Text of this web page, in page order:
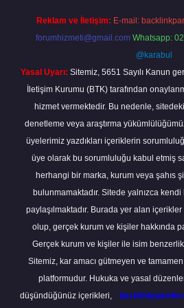
Reklam ve İletişim: E-mail:
forumhizmeti@gmail.com Whatsapp:
@karabul
Yasal Uyarı: Sitemiz, 5651 Sayılı Kanun
İletişim Kurumu (BTK) tarafından
hizmet vermektedir. Bu nedenle,
denetleme veya araştırma
üyelerimiz yazdıkları içeriklerin
üye olarak bu sorumluluğu kabul etmiş
herhangi bir marka, kurum veya şahıs
bulunmamaktadır. Sitede yalnızca kendi
paylaşılmaktadır. Burada yer alan
olup, gerçek kurum ve kişiler hakkında
Gerçek kurum ve kişiler ile isim
Sitemiz, kar amacı gütmeyen ve
platformudur. Hukuka ve yasal
düşündüğünüz içerikleri,